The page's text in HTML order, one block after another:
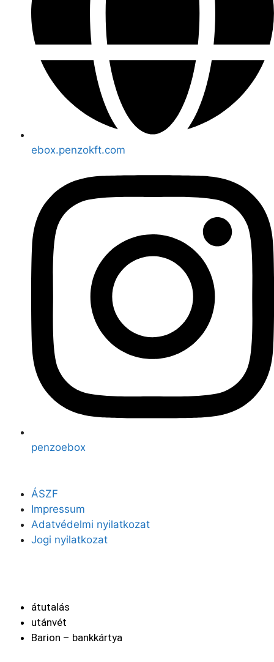
ebox.penzokft.com
penzoebox
ÁSZF
Impressum
Adatvédelmi nyilatkozat
Jogi nyilatkozat
átutalás
utánvét
Barion – bankkártya